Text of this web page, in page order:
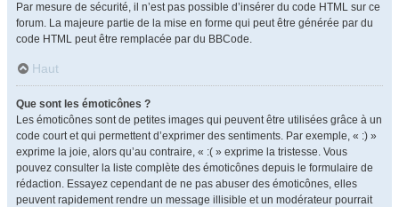
Par mesure de sécurité, il n’est pas possible d’insérer du code HTML sur ce
forum. La majeure partie de la mise en forme qui peut être générée par du
code HTML peut être remplacée par du BBCode.
Haut
Que sont les émoticônes ?
Les émoticônes sont de petites images qui peuvent être utilisées grâce à un
code court et qui permettent d’exprimer des sentiments. Par exemple, « :) »
exprime la joie, alors qu’au contraire, « :( » exprime la tristesse. Vous
pouvez consulter la liste complète des émoticônes depuis le formulaire de
rédaction. Essayez cependant de ne pas abuser des émoticônes, elles
peuvent rapidement rendre un message illisible et un modérateur pourrait